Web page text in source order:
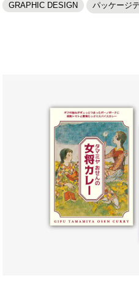
GRAPHIC DESIGN パッケージ